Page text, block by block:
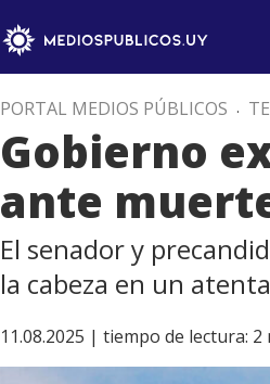
PORTAL MEDIOS PÚBLICOS .
Gobierno
ante
El senador y
la cabeza en un
11.08.2025 | tiempo de lectura: 2